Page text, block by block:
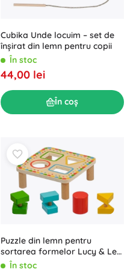
Cubika Unde locuim – set de
înșirat din lemn pentru copii
În stoc
44,00 lei
În coș
Puzzle din lemn pentru
sortarea formelor Lucy & Leo
(5 piese)
În stoc